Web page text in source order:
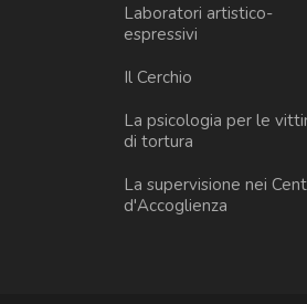
Laboratori artistico-
espressivi
Il Cerchio
La psicologia per le
di tortura
La supervisione nei
d'Accoglienza